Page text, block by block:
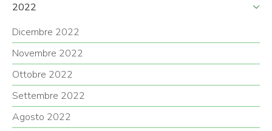
2022
Dicembre 2022
Novembre 2022
Ottobre 2022
Settembre 2022
Agosto 2022